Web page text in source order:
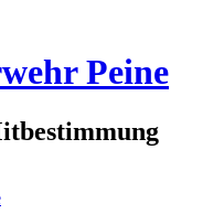
Peine